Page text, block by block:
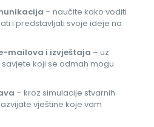
– naučite kako voditi
i predstavljati svoje ideje na
mailova i izvještaja – uz
koji se odmah mogu
– kroz simulacije stvarnih
vještine koje vam